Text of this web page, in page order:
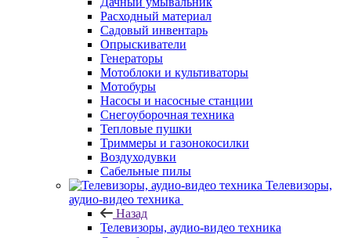
Расходный материал
Садовый инвентарь
Опрыскиватели
Генераторы
Мотоблоки и культиваторы
Мотобуры
Насосы и насосные станции
Снегоуборочная техника
Тепловые пушки
Триммеры и газонокосилки
Воздуходувки
Сабельные пилы
Телевизоры,
аудио-видео техника
Назад
Телевизоры, аудио-видео техника